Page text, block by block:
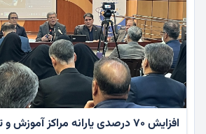
افزایش ۷۰ درصدی یارانه مراکز آموزش و توانبخشی